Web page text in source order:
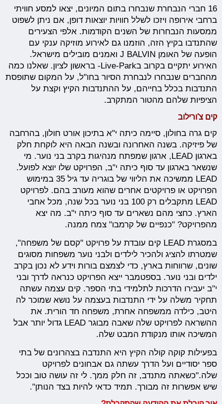
16 חברי הנבחרת שנבחרו בתום המיונים, יצאו למסע חוויתי
ברחבי אירופה ויזכו לשלל חוויות יוצאות דופן, אם ניתן לשפוט
ממסעות הנבחרות של השנים הקודמות. אלפי הצעירים
שהתנדבו בקיץ הזה, הוזמנו גם לאירוע מוזיקה ענקי עם
הופעה של האומן J BALVIN ואמנים מובילים מישראל.
האירוע יתקיים בקרוב בLive-Park- בראשון לציון. שאלנו כמה
מהחברים שנבחרו לנבחרת הסיור בחו"ל, על המקום שתופסת
התנדבות בכלל בחייהם, על ההתנדבות הקיץ וקצת על
הציפיות שלהם מהטור המתקרב.
קים צ'ורילוב
קים גרה בחולון, סיימה כיתה י"א בתיכון אורט חולון, בהרחבה
של פיזיקה. בשנה האחרונה ובשנה הבאה היא לוקחת חלק
בארגון LEAD, ארגון שמפתח מנהיגות בקרב בני נוער. מי
שנשאר בארגון עד סוף כיתה י"ב, הפרויקט שלו יוצא לפועל.
LEAD ממשיכה את הליווי של בוגריה עד גיל 35 במימוש
הפרויקט או פרויקטים אחרים שהוא מעורב בהם. לפרויקט
LEAD מתקבלים רק 100 בני נוער בכל שנה, מכל אחבי
הארץ. כחצי מהם נשארים עד סוף כיתה י"ב. מה יצא
מהפרויקט? "כנפיים של קרמבו" צמח ממנה.
במסגרת LEAD קים עובדת על פרויקט "קסם של משפחה",
שמטרתו להציג ולהכיר לילדים ולבני נוער משפחות מסוגים
שונים, שרווחות בארץ, כדי לצמצם בורות וידע לא נכון בקרב
ילדים ובני נוער. בספטמבר ייצא הפרויקט כנראה לדרך ובני
י"ב יעבירו הדרכות לתלמידי בתי הספר. קים עצמה עשתה
תחקיר משלה על ידי התנדבות בעצמה על נושא שמוכר לה
היטב, כילדה ממשפחה אחרת, משפחה חד הורית. את
ההשראה לפרויקט שלה שאבה מבוגר LEAD גדול יותר אבל
המשיכה אותו מנקודת המבט שלה.
בפעילות קוקה קולה הקיץ היא התנדבה בצהרונים של בתי
ספר יסודיים ועל הדרך עשתה גם אבחונים לפרויקט
שלה."כשאתה מתנדב, זה חלק ממך. לי זה עושה טוב וככל
שיש אפשרות זה מבורך. תמיד כדאי להיות בצד הנותן".